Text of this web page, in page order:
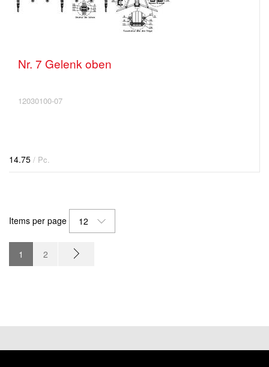
Nr. 7 Gelenk oben
12030100-07
14.75 / Pc.
Items per page 12
1 2